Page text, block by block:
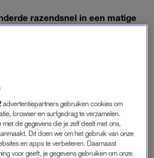
razendsnel in een matige
schuld van ruim 16.700 dollar. In
springen.
aanmeerde in San Juan, Puerto
en probeerde zo via de haven
rijder viste hem uit zee, maar aan
advertentiepartners gebruiken cookies om
browser en surfgedrag te verzamelen.
de gegevens die je zelf deelt met ons,
Dit doen we om het gebruik van onze
en apps te verbeteren. Daarnaast
voor geeft, je gegevens gebruiken om onze